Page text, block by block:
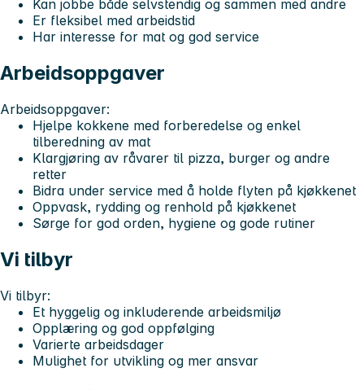
Kan jobbe både selvstendig og sammen med andre
Er fleksibel med arbeidstid
Har interesse for mat og god service
Arbeidsoppgaver
Arbeidsoppgaver:
Hjelpe kokkene med forberedelse og enkel
tilberedning av mat
Klargjøring av råvarer til pizza, burger og andre
retter
Bidra under service med å holde flyten på kjøkkenet
Oppvask, rydding og renhold på kjøkkenet
Sørge for god orden, hygiene og gode rutiner
Vi tilbyr
Vi tilbyr:
Et hyggelig og inkluderende arbeidsmiljø
Opplæring og god oppfølging
Varierte arbeidsdager
Mulighet for utvikling og mer ansvar